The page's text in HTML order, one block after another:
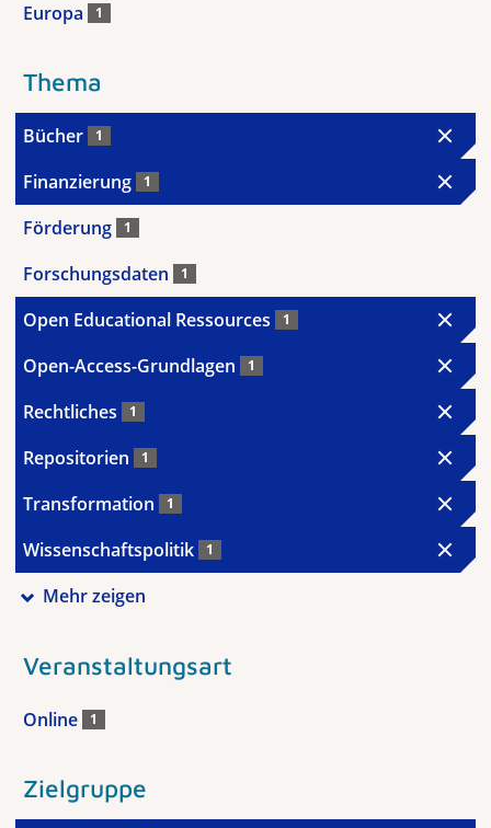
Europa 1
Thema
Bücher 1
Finanzierung 1
Förderung 1
Forschungsdaten 1
Open Educational Ressources 1
Open-Access-Grundlagen 1
Rechtliches 1
Repositorien 1
Transformation 1
Wissenschaftspolitik 1
Mehr zeigen
Veranstaltungsart
Online 1
Zielgruppe